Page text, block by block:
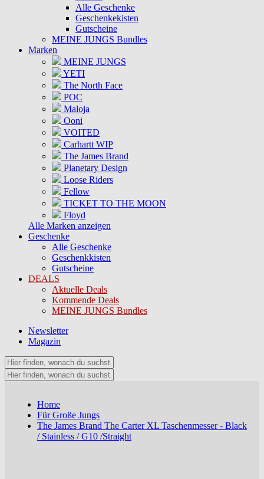
Alle Geschenke
Geschenkekisten
Gutscheine
MEINE JUNGS Bundles
Marken
MEINE JUNGS
YETI
The North Face
POC
Maloja
Ooni
VOITED
Carhartt WIP
The James Brand
Planetary Design
Loose Riders
Fellow
TICKET TO THE MOON
Floyd
Alle Marken anzeigen
Geschenke
Alle Geschenke
Geschenkkisten
Gutscheine
DEALS
Aktuelle Deals
Kommende Deals
MEINE JUNGS Bundles
Newsletter
Magazin
Home
Für Große Jungs
The James Brand The Carter XL Taschenmesser - Black
/ Stainless / G10 /Straight